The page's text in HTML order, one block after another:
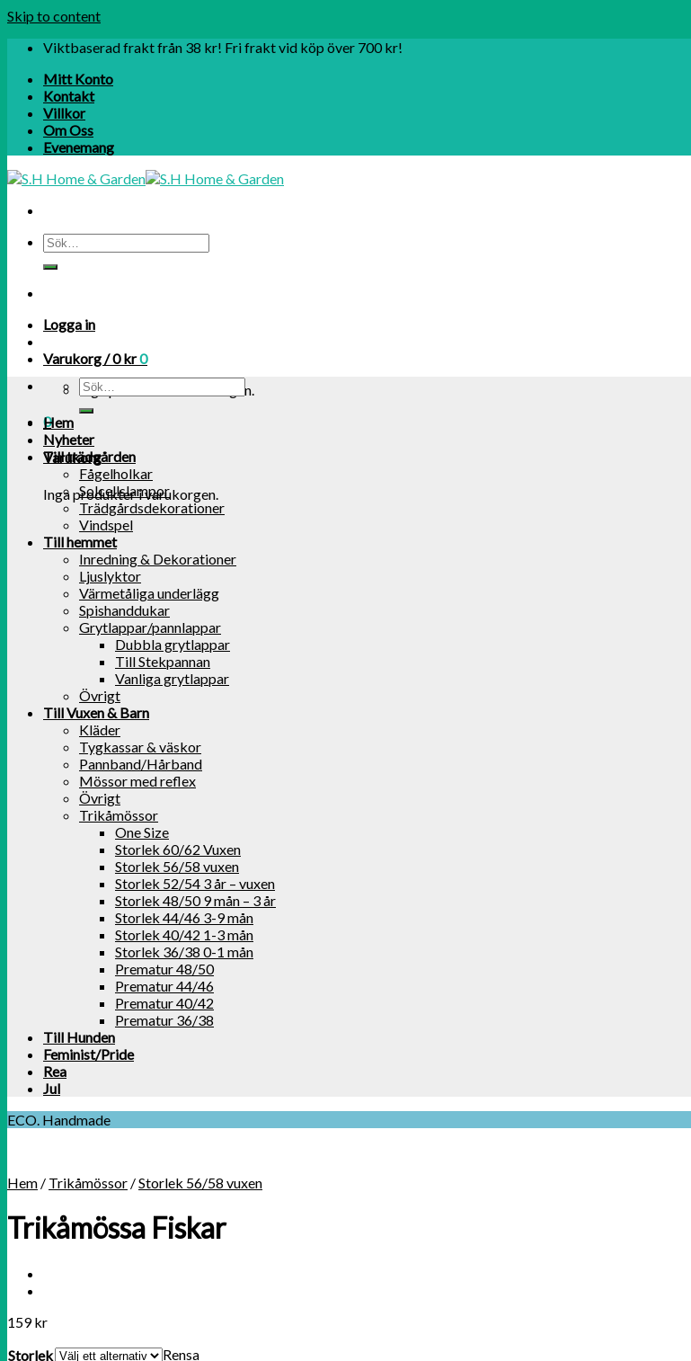
Skip to content
Viktbaserad frakt från 38 kr! Fri frakt vid köp över 700 kr!
Mitt Konto
Kontakt
Villkor
Om Oss
Evenemang
Logga in
Varukorg /0kr0
Inga produkter i varukorgen.
0
Varukorg
Inga produkter i varukorgen.
Hem
Nyheter
Till trädgården
Fågelholkar
Solcellslampor
Trädgårdsdekorationer
Vindspel
Till hemmet
Inredning & Dekorationer
Ljuslyktor
Värmetåliga underlägg
Spishanddukar
Grytlappar/pannlappar
Dubbla grytlappar
Till Stekpannan
Vanliga grytlappar
Övrigt
Till Vuxen & Barn
Kläder
Tygkassar & väskor
Pannband/Hårband
Mössor med reflex
Övrigt
Trikåmössor
One Size
Storlek 60/62 Vuxen
Storlek 56/58 vuxen
Storlek 52/54 3 år – vuxen
Storlek 48/50 9 mån – 3 år
Storlek 44/46 3-9 mån
Storlek 40/42 1-3 mån
Storlek 36/38 0-1 mån
Prematur 48/50
Prematur 44/46
Prematur 40/42
Prematur 36/38
Till Hunden
Feminist/Pride
Rea
Jul
ECO. Handmade
Hem / Trikåmössor /Storlek 56/58 vuxen
Trikåmössa Fiskar
159kr
Storlek
Rensa